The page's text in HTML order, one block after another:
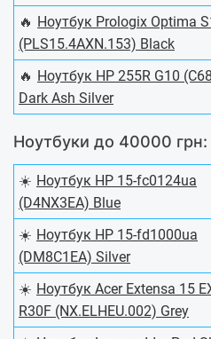
🔥 Ноутбук Prologix Optima
(PLS15.4AXN.153) Black
🔥 Ноутбук HP 255R G10
Dark Ash Silver
Ноутбуки до 40000
☀️ Ноутбук HP 15-fc0124ua
(D4NX3EA) Blue
☀️ Ноутбук HP 15-fd1000ua
(DM8C1EA) Silver
☀️ Ноутбук Acer Extensa 15
R30F (NX.ELHEU.002) Grey